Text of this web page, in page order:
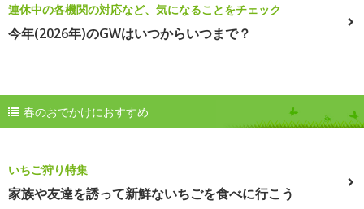
連休中の各機関の対応など、気になることをチェック
今年(2026年)のGWはいつからいつまで？
春のおでかけにおすすめ
いちご狩り特集
家族や友達を誘って新鮮ないちごを食べに行こう